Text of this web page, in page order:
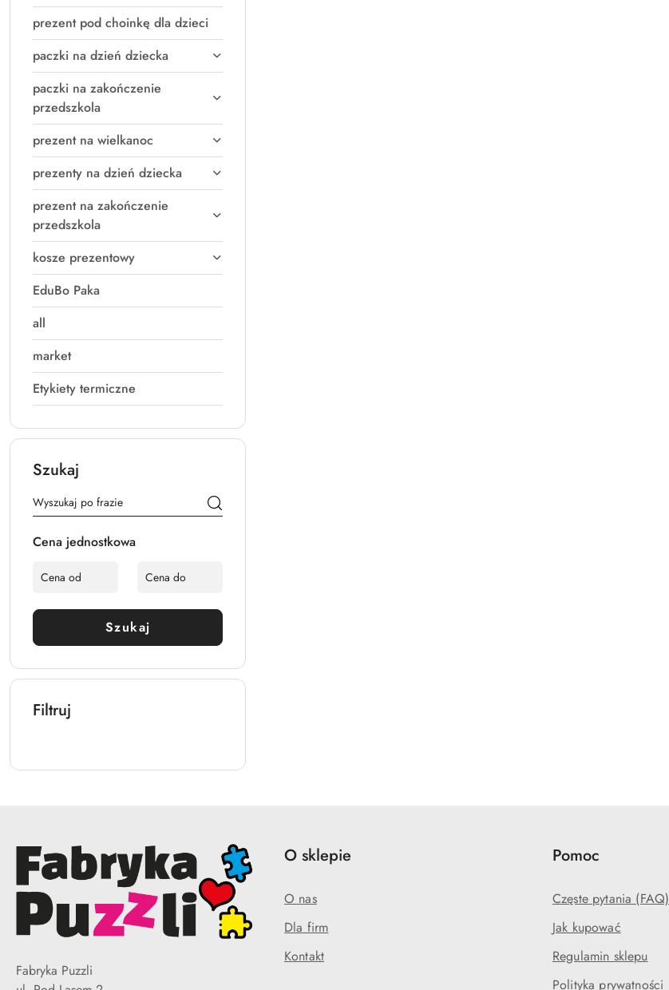
prezent pod choinkę dla dzieci
paczki na dzień dziecka
paczki na zakończenie
przedszkola
prezent na wielkanoc
prezenty na dzień dziecka
prezent na zakończenie
przedszkola
kosze prezentowy
EduBo Paka
all
market
Etykiety termiczne
Szukaj
Cena jednostkowa
Szukaj
Filtruj
Fabryka Puzzli
O sklepie
O nas
Dla firm
Kontakt
Pomoc
Częste pytania (FAQ)
Jak kupować
Regulamin sklepu
Polityka prywatności